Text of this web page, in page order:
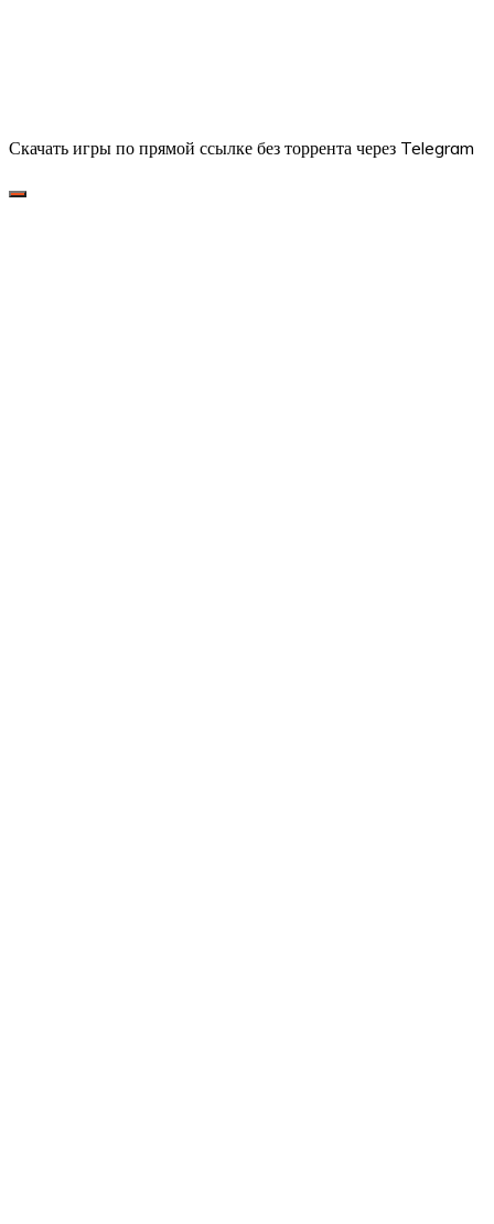
Скачать игры по прямой ссылке без торрента через Telegram